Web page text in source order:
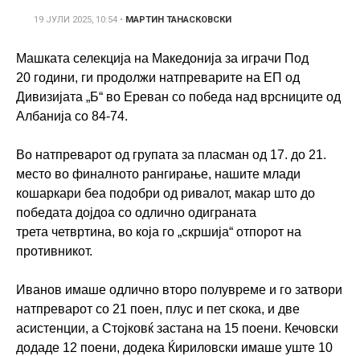
19 ЈУЛИ 2025, 10:54 • МАРТИН ТАНАСКОВСКИ
Машката селекција на Македонија за играчи Под
20 години, ги продолжи натпреварите на ЕП од
Дивизијата „Б“ во Ереван со победа над врсниците од
Албанија со 84-74.
Во натпреварот од групата за пласман од 17. до 21.
место во финалното рангирање, нашите млади
кошаркари беа подобри од ривалот, макар што до
победата дојдоа со одлично одиграната
трета четвртина, во која го „скршија“ отпорот на
противникот.
Иванов имаше одлично второ полувреме и го затвори
натпреварот со 21 поен, плус и пет скока, и две
асистенции, а Стојковќ застана на 15 поени. Кечовски
додаде 12 поени, додека Ќириловски имаше уште 10